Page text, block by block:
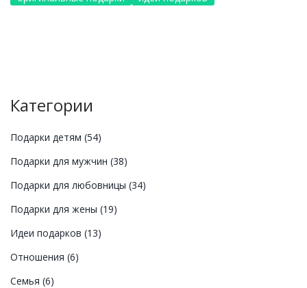
Категории
Подарки детям (54)
Подарки для мужчин (38)
Подарки для любовницы (34)
Подарки для жены (19)
Идеи подарков (13)
Отношения (6)
Семья (6)